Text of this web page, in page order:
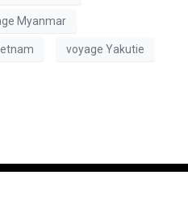
Myanmar
voyage Yakutie